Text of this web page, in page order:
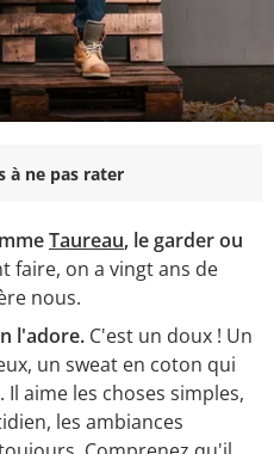
à ne pas rater
Taureau, le garder ou
faire, on a vingt ans de
nous.
l'adore. C'est un doux ! Un
un sweat en coton qui
aime les choses simples,
les ambiances